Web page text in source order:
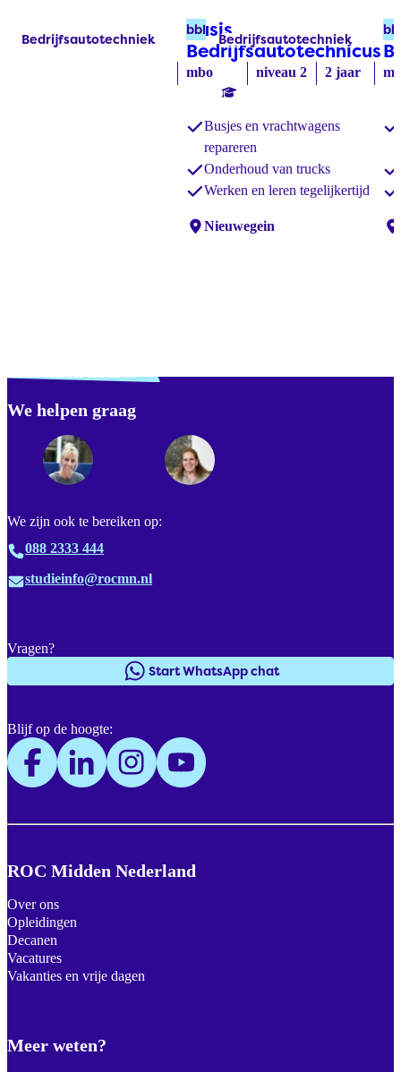
Basis
Bedrijfsautotechnicus
mbo niveau 2 2 jaar
bbl
Busjes en vrachtwagens
repareren
Onderhoud van trucks
Werken en leren tegelijkertijd
Locaties:
Nieuwegein
Labels:
Bedrijfsautotechniek Labels:
Bedrijfsautotechniek
We helpen graag
We zijn ook te bereiken op:
088 2333 444
studieinfo@rocmn.nl
ROC Midden Nederland
Over ons
Opleidingen
Decanen
Vacatures
Vakanties en vrije dagen
Meer weten?
Vragen?
Start WhatsApp chat
Blijf op de hoogte:
Footer